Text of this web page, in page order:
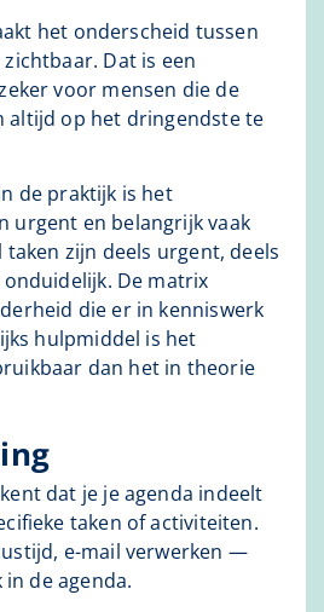
het onderscheid tussen
Dat is een
voor mensen die de
altijd op het dringendste te
de praktijk is het
urgent en belangrijk vaak
taken zijn deels urgent, deels
De matrix
die er in kenniswerk
hulpmiddel is het
dan het in theorie
dat je je agenda indeelt
taken of activiteiten.
e-mail verwerken —
de agenda.